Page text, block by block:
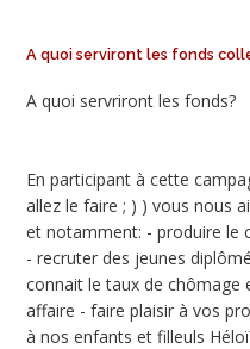
A quoi serviront les fonds
A quoi servriront les fonds?
En participant à cette
allez le faire ; ) ) vous nous
et notamment: - produire le
- recruter des jeunes
connait le taux de chômage
affaire - faire plaisir à vos
à nos enfants et filleuls